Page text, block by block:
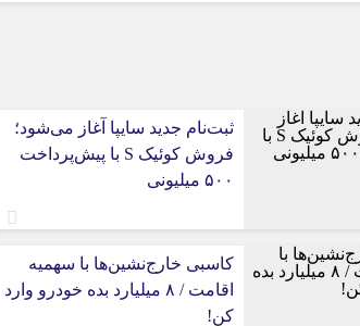
ثبت‌نام جدید سایپا آغاز می‌شود؛
فروش کوئیک S با پیش‌پرداخت
۵۰۰ میلیونی
کاسبی خارج‌نشین‌ها با سهمیه
اقامت / ۸ میلیارد بده خودرو وارد
کن!